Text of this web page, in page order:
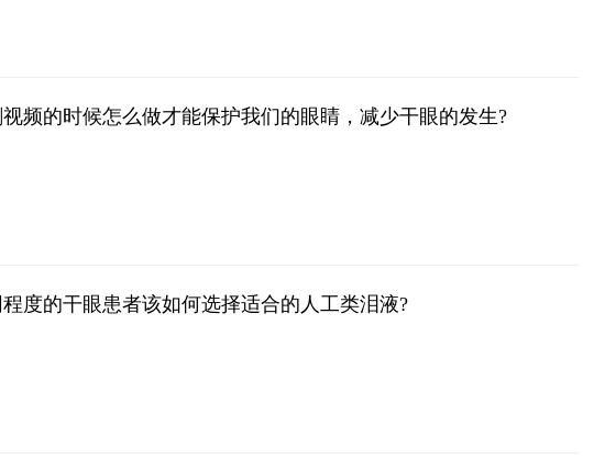
频的时候怎么做才能保护我们的眼睛，减少干眼的发生?
度的干眼患者该如何选择适合的人工类泪液?